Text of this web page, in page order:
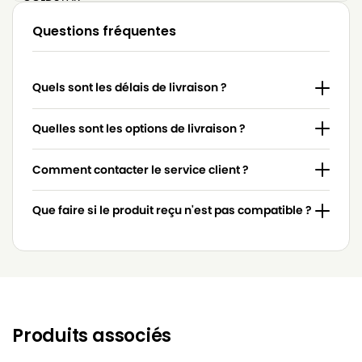
LG-
LG-GOLDSTAR 4200 (PASSION)
GOLDSTAR
LG-GOLDSTAR 5000 (PASSION)
LG-
GOLDSTAR
LG-GOLDSTAR BASIC (Série)
LG-
GOLDSTAR
LG-GOLDSTAR BONN (Série)
LG-
GOLDSTAR
Questions fréquentes
Quels sont les délais de livraison ?
Quelles sont les options de livraison ?
Comment contacter le service client ?
Que faire si le produit reçu n'est pas compatible ?
Produits associés